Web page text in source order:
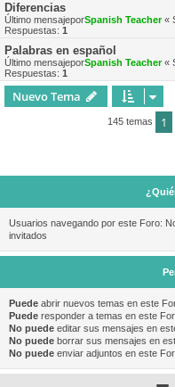
Diferencias
Último mensajeporSpanish Teacher«
Respuestas: 1
Palabras en español
Último mensajeporSpanish Teacher«
Respuestas: 1
Nuevo Tema
145 temas 1
Usuarios navegando por este Foro:
invitados
Puede abrir nuevos temas en este
Puede responder a temas en este
No puede editar sus mensajes en
No puede borrar sus mensajes en
No puede enviar adjuntos en este